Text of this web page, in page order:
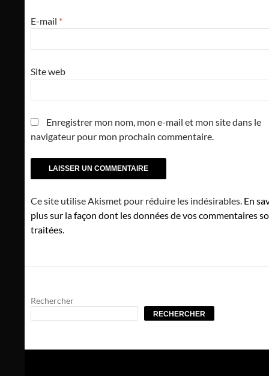
E-mail *
Site web
Enregistrer mon nom, mon e-mail et mon site dans le
navigateur pour mon prochain commentaire.
Ce site utilise Akismet pour réduire les indésirables. En
plus sur la façon dont les données de vos commentaires
traitées.
Rechercher
RECHERCHER